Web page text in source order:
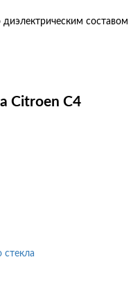
составом
Citroen C4
стекла